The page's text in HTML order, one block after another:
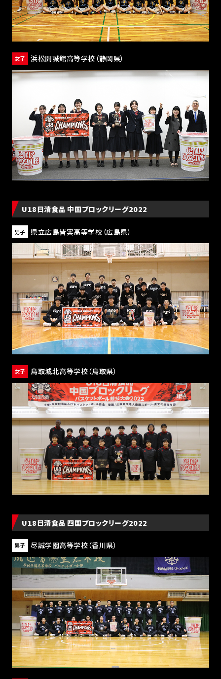
女子 浜松開誠館高等学校 （静岡県）
U18日清食品 中国ブロックリーグ2022
男子 県立広島皆実高等学校 （広島県）
女子 鳥取城北高等学校（鳥取県）
U18日清食品 四国ブロックリーグ2022
男子 尽誠学園高等学校（香川県）